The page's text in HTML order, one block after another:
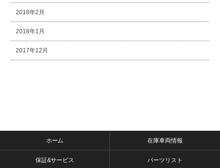
2018年2月
2018年1月
2017年12月
ホーム 在庫車両情報
保証&サービス パーツリスト